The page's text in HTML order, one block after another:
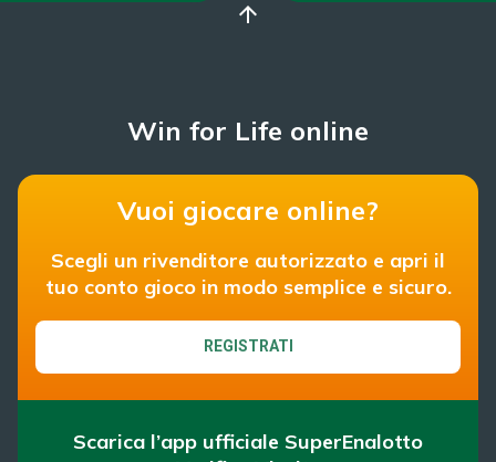
arrow_upward
Win for Life online
Vuoi giocare online?
Scegli un rivenditore autorizzato e apri il
tuo conto gioco in modo semplice e sicuro.
REGISTRATI
Scarica l’app ufficiale SuperEnalotto